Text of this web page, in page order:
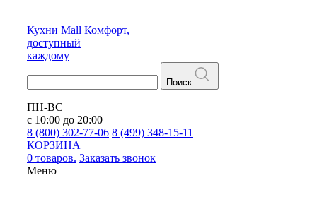
Кухни Mall Комфорт,
доступный
каждому
Поиск
ПН-ВС
с 10:00 до 20:00
8 (800) 302-77-06 8 (499) 348-15-11
КОРЗИНА
0 товаров. Заказать звонок
Меню